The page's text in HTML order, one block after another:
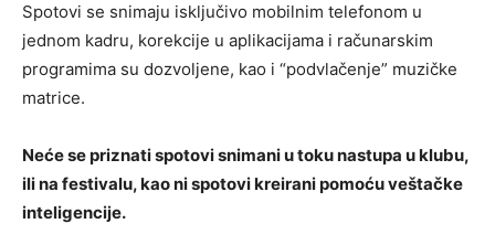
Spotovi se snimaju isključivo mobilnim telefonom u
jednom kadru, korekcije u aplikacijama i računarskim
programima su dozvoljene, kao i “podvlačenje” muzičke
matrice.
Neće se priznati spotovi snimani u toku nastupa u klubu,
ili na festivalu, kao ni spotovi kreirani pomoću veštačke
inteligencije.